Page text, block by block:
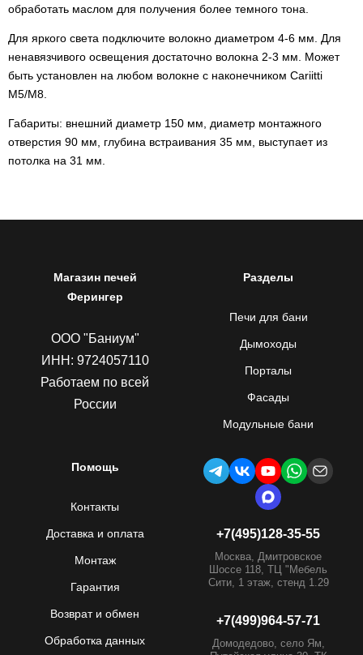
обработать маслом для получения более темного тона.
Для яркого света подключите волокно диаметром 4-6 мм. Для
ненавязчивого освещения достаточно волокна 2-3 мм. Может
быть установлен на любом волокне с наконечником Cariitti
M5/M8.
Габариты: внешний диаметр 150 мм, диаметр монтажного
отверстия 90 мм, глубина встраивания 35 мм, выступает из
потолка на 31 мм.
Магазин печей
Ферингер
ООО "Баниум"
ИНН: 9724057110
Работаем по всей
России
Разделы
Печи для бани
Дымоходы
Порталы
Фасады
Модульные бани
Помощь
Контакты
Доставка и оплата
Монтаж
Гарантия
Возврат и обмен
Обработка данных
+7(495)128-35-55
Москва, Дмитровское
Шоссе 118, ТЦ "Мебель
Сити, 1 этаж, стенд 1.29
+7(499)964-57-71
Домодедово, село Ям,